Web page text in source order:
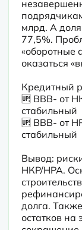
млрд. А доля
77,5%.
«оборотные
оказаться
Кредитный
🆙 BBB- от
стабильный
🆙 BBB- от
стабильный
Вывод:
НКР/НРА.
долга.
остатков на